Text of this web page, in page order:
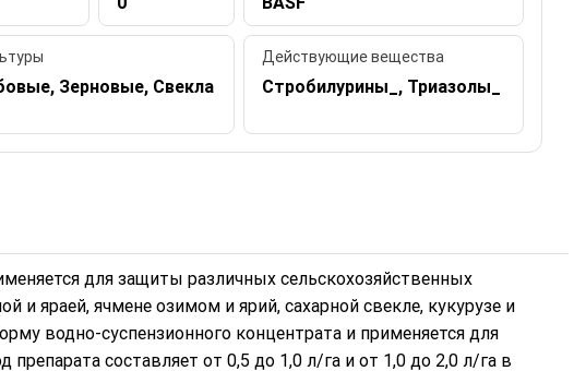
Зерновые, Свекла
Действующие вещества
Стробилурины_, Триазолы_
для защиты различных сельскохозяйственных
и яраей, ячмене озимом и ярий, сахарной свекле, кукурузе и
водно-суспензионного концентрата и применяется для
составляет от 0,5 до 1,0 л/га и от 1,0 до 2,0 л/га в